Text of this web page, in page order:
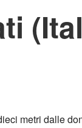
metri dalle